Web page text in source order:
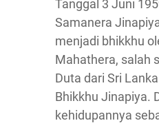
Tanggal 3 Juni
Samanera
menjadi bhikkhu
Mahathera, salah
Duta dari Sri
Bhikkhu Jinapiya.
kehidupannya